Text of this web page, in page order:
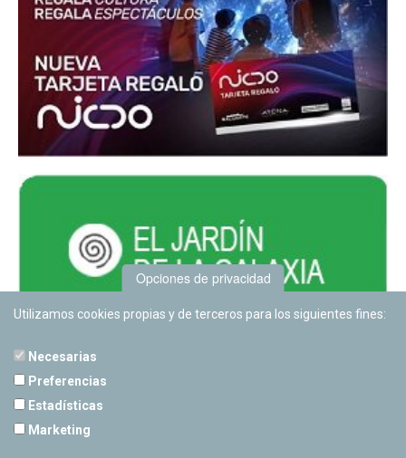
Opciones de privacidad
Utilizamos cookies propias y de terceros para los siguientes fines:
Necesarias
Preferencias
Estadísticas
Marketing